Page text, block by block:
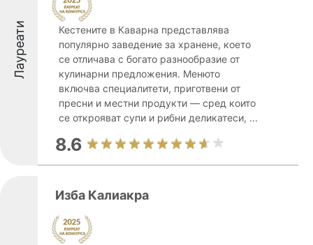
Лауреати
Кестените в Каварна представлява
популярно заведение за хранене, което
се отличава с богато разнообразие от
кулинарни предложения. Менюто
включва специалитети, приготвени от
пресни и местни продукти — сред които
се открояват супи и рибни деликатеси, ...
8.6
Изба Калиакра